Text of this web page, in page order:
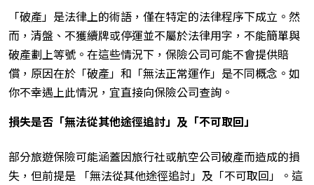
「破產」是法律上的術語，僅在特定的法律程序下成立。然
而，清盤、不獲續牌或停運並不屬於法律用字，不能簡單與
破產劃上等號。在這些情況下，保險公司可能不會提供賠
償，原因在於「破產」和「無法正常運作」是不同概念。如
你不幸遇上此情況，宜直接向保險公司查詢。
損失是否「無法從其他途徑追討」及「不可取回」
部分旅遊保險可能涵蓋因旅行社或航空公司破產而造成的損
失，但前提是 「無法從其他途徑追討」及「不可取回」。這